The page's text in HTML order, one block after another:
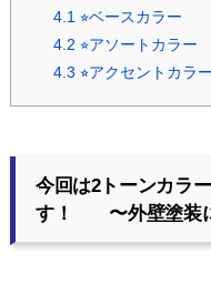
4.1⭐︎ベースカラー
4.2 ⭐︎アソートカラー
4.3 ⭐︎アクセントカラー
今回は2トーンカラ
す！ 〜外壁塗装